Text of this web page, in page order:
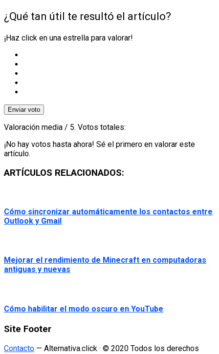
¿Qué tan útil te resultó el artículo?
¡Haz click en una estrella para valorar!
Enviar voto
Valoración media / 5. Votos totales:
¡No hay votos hasta ahora! Sé el primero en valorar este
artículo.
ARTÍCULOS RELACIONADOS:
Cómo sincronizar automáticamente los contactos entre
Outlook y Gmail
Mejorar el rendimiento de Minecraft en computadoras
antiguas y nuevas
Cómo habilitar el modo oscuro en YouTube
Site Footer
Contacto — Alternativa.click · © 2020 Todos los derechos